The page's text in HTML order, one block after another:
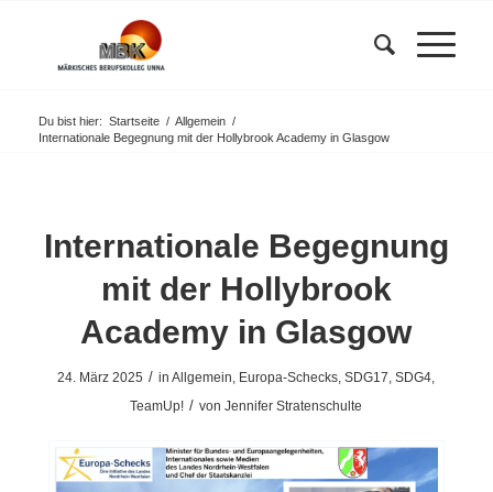
Du bist hier: Startseite / Allgemein /
Internationale Begegnung mit der Hollybrook Academy in Glasgow
Internationale Begegnung
mit der Hollybrook
Academy in Glasgow
24. März 2025 / inAllgemein, Europa-Schecks,SDG17,SDG4,
TeamUp! / vonJennifer Stratenschulte